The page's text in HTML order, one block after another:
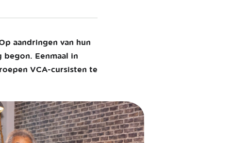
aandringen van hun
Eenmaal in
VCA-cursisten te